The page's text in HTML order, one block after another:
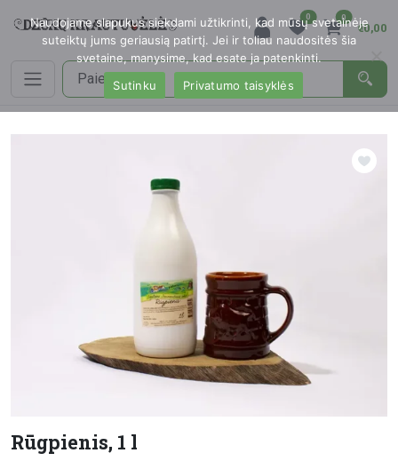
0 0
€0,00
Rūgpienis, 1 l
Naudojame slapukus siekdami užtikrinti, kad mūsų svetainėje
suteiktų jums geriausią patirtį. Jei ir toliau naudositės šia
svetaine, manysime, kad esate ja patenkinti.
Sutinku
Privatumo taisyklės